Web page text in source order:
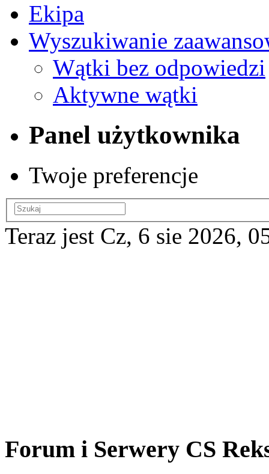
Ekipa
Wyszukiwanie
Wątki bez odpowiedzi
Aktywne wątki
Panel użytkownika
Twoje preferencje
Teraz jest Cz, 6 sie 2026,
Forum i Serwery CS